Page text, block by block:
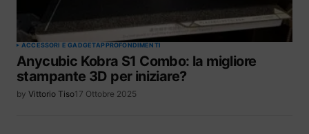
ACCESSORI E GADGETAPPROFONDIMENTI
Anycubic Kobra S1 Combo: la migliore
stampante 3D per iniziare?
by Vittorio Tiso17 Ottobre 2025